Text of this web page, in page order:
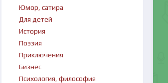
Юмор, сатира
Для детей
История
Поэзия
Приключения
Бизнес
Психология, философия